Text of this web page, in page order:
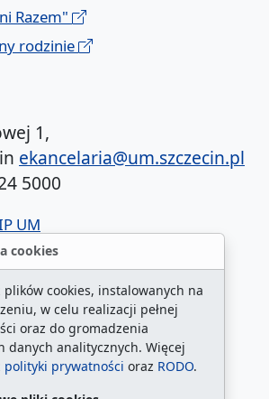
cookies
plików cookies, instalowanych na
w celu realizacji pełnej
oraz do gromadzenia
danych analitycznych. Więcej
polityki prywatności oraz RODO.
Razem"
rodzinie
1,
ekancelaria@um.szczecin.pl
5000
UM
w ETR
osobowych